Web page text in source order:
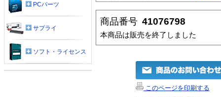
商品番号 41076798
本商品は販売を終了しました
このページを印刷する
PCパーツ
サプライ
ソフト・ライセンス